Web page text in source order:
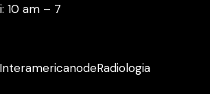
10 am – 7